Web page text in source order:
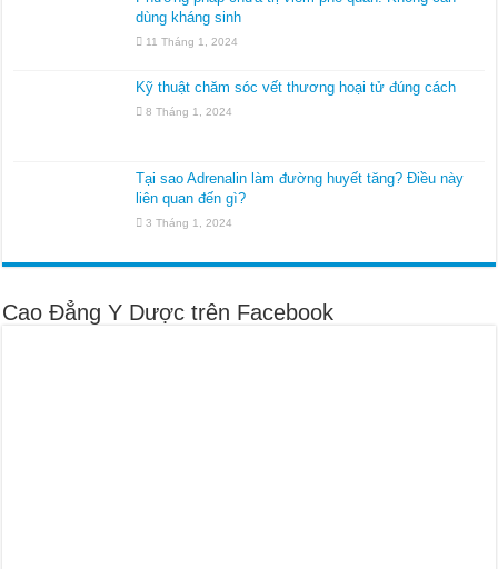
dùng kháng sinh
11 Tháng 1, 2024
Kỹ thuật chăm sóc vết thương hoại tử đúng cách
8 Tháng 1, 2024
Tại sao Adrenalin làm đường huyết tăng? Điều này
liên quan đến gì?
3 Tháng 1, 2024
Cao Đẳng Y Dược trên Facebook